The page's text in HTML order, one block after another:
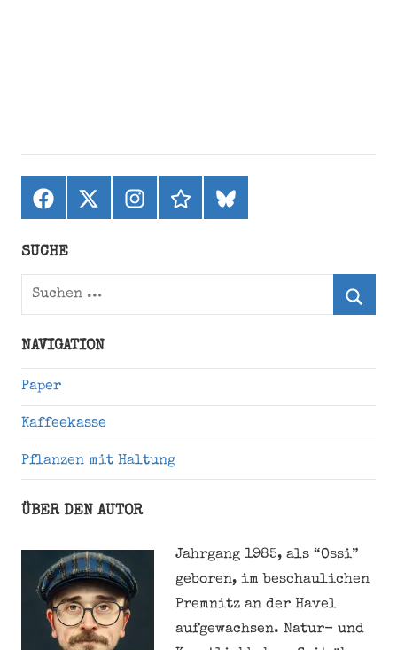
Facebook
X
(ehemals
Instagramthreadsbluesky
SUCHE
Suchen
NAVIGATION
Paper
Kaffeekasse
Pflanzen mit Haltung
ÜBER DEN AUTOR
Jahrgang 1985, als “Ossi”
geboren, im beschaulichen
Premnitz an der Havel
aufgewachsen. Natur- und